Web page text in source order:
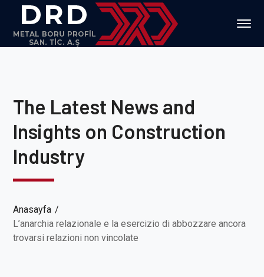
The Latest News and
Insights on Construction
Industry
Anasayfa
L’anarchia relazionale e la esercizio di abbozzare ancora
trovarsi relazioni non vincolate